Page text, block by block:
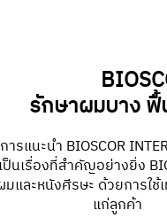
รักษาผมบาง
การแนะนำ BIOSCOR
เรื่องที่สำคัญอย่างยิ่ง
ละหนังศีรษะ ด้วยการใ
แก่ลูกค้า